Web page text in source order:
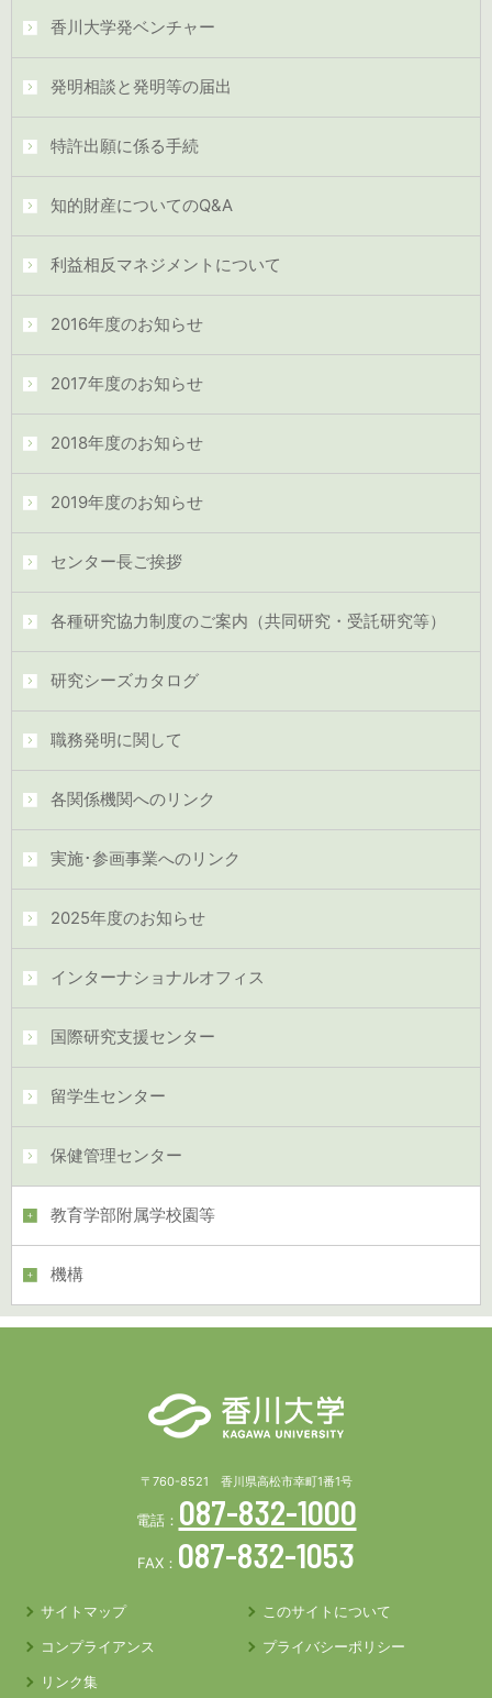
香川大学発ベンチャー
発明相談と発明等の届出
特許出願に係る手続
知的財産についてのQ&A
利益相反マネジメントについて
2016年度のお知らせ
2017年度のお知らせ
2018年度のお知らせ
2019年度のお知らせ
センター長ご挨拶
各種研究協力制度のご案内（共同研究・受託研究等）
研究シーズカタログ
職務発明に関して
各関係機関へのリンク
実施･参画事業へのリンク
2025年度のお知らせ
インターナショナルオフィス
国際研究支援センター
留学生センター
保健管理センター
教育学部附属学校園等
機構
〒760-8521 香川県高松市幸町1番1号
電話： 087-832-1000
FAX： 087-832-1053
サイトマップ
このサイトについて
コンプライアンス
プライバシーポリシー
リンク集